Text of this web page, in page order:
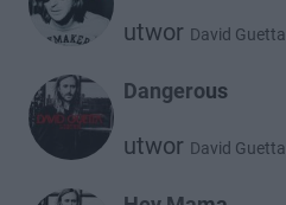
utwor David Guetta
Dangerous
utwor David Guetta